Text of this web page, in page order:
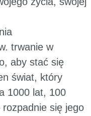
trwanie w
aby stać się
świat, który
1000 lat, 100
się jego